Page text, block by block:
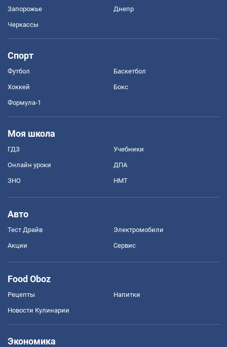
Запорожье Днепр
Черкассы
Спорт
Футбол Баскетбол
Хоккей Бокс
Формула-1
Моя школа
ГДЗ Учебники
Онлайн уроки ДПА
ЗНО НМТ
Авто
Тест Драйв Электромобили
Акции Сервис
Food Oboz
Рецепты Напитки
Новости Кулинарии
Экономика